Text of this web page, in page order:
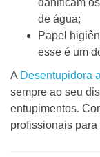
de água;
Papel
esse é um
A Desentupidora
sempre ao seu
entupimentos.
profissionais para